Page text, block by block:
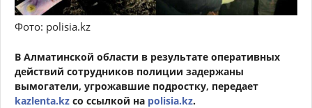
Фото: polisia.kz
В Алматинской области в результате оперативных
действий сотрудников полиции задержаны
вымогатели, угрожавшие подростку, передает
kazlenta.kz со ссылкой на polisia.kz.